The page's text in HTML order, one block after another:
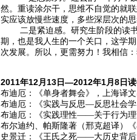
然。重读涂尔干，思维不自觉的就
实应该放慢些速度，多些深层次的
二是紧迫感。研究生阶段的读书
期，也是我人生的一个关口，这学
次发展。所以，更需努力！我相信
2011年12月13日—2012年1月8日
布迪厄：《单身者舞会》，上海译
布迪厄：《实践与反思—反思社会学
布迪厄：《实践理性——关于行为理
布尔迪约、帕斯隆著（邢克超译）
史景迁：《王氏之死——大历史背后